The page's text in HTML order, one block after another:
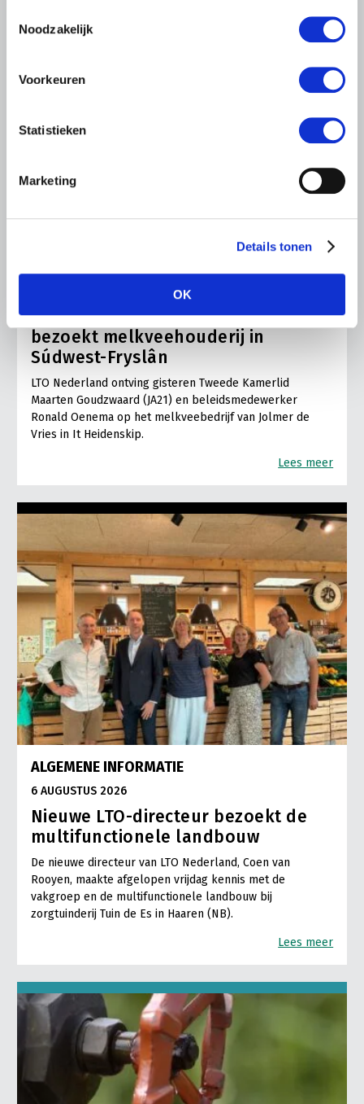
Noodzakelijk
Voorkeuren
Statistieken
Marketing
Details tonen
OK
Kamerlid Goudzwaard (JA21)
bezoekt melkveehouderij in
Súdwest-Fryslân
LTO Nederland ontving gisteren Tweede Kamerlid
Maarten Goudzwaard (JA21) en beleidsmedewerker
Ronald Oenema op het melkveebedrijf van Jolmer de
Vries in It Heidenskip.
Lees meer
ALGEMENE INFORMATIE
6 AUGUSTUS 2026
Nieuwe LTO-directeur bezoekt de
multifunctionele landbouw
De nieuwe directeur van LTO Nederland, Coen van
Rooyen, maakte afgelopen vrijdag kennis met de
vakgroep en de multifunctionele landbouw bij
zorgtuinderij Tuin de Es in Haaren (NB).
Lees meer